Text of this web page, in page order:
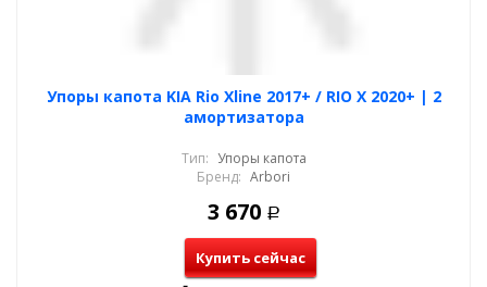
Упоры капота KIA Rio Xline 2017+ / RIO X 2020+ | 2
амортизатора
Тип: Упоры капота
Бренд: Arbori
3 670 Р
Купить сейчас